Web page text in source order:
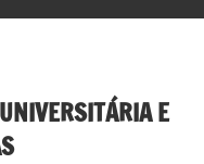
E